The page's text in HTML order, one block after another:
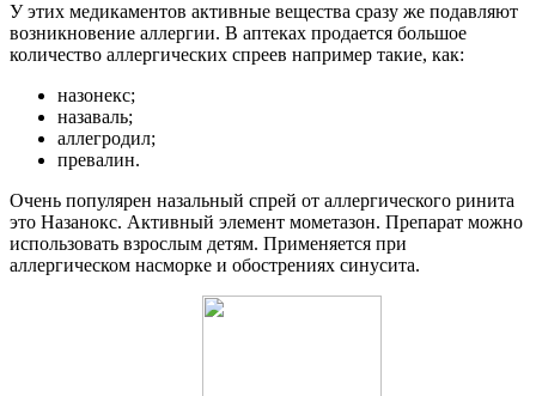
У этих медикаментов активные вещества сразу же подавляют
возникновение аллергии. В аптеках продается большое
количество аллергических спреев например такие, как:
назонекс;
назаваль;
аллегродил;
превалин.
Очень популярен назальный спрей от аллергического ринита
это Назанокс. Активный элемент мометазон. Препарат можно
использовать взрослым детям. Применяется при
аллергическом насморке и обострениях синусита.